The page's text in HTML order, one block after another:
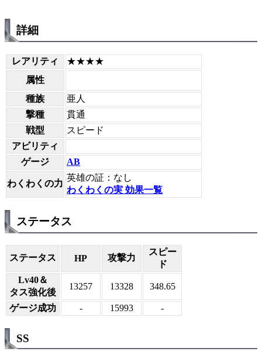
詳細
レアリティ
★★★★
属性
種族
亜人
撃種
貫通
戦型
スピード
アビリティ
ゲージ
AB
わくわくの力
英雄の証：なし
わくわくの実 効果一覧
ステータス
ステータス HP 攻撃力
スピー
ド
Lv40＆
タス強化後
13257 13328 348.65
ゲージ成功 - 15993 -
SS